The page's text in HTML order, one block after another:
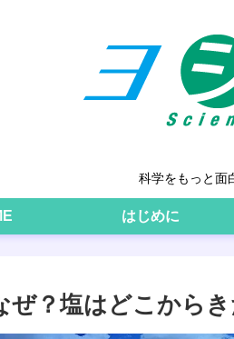
科学をもっと面
はじめに
？塩はどこからき